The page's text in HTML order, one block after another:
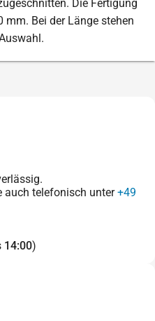
Die Fertigung
Bei der Länge stehen
auch telefonisch unter+49
14:00)